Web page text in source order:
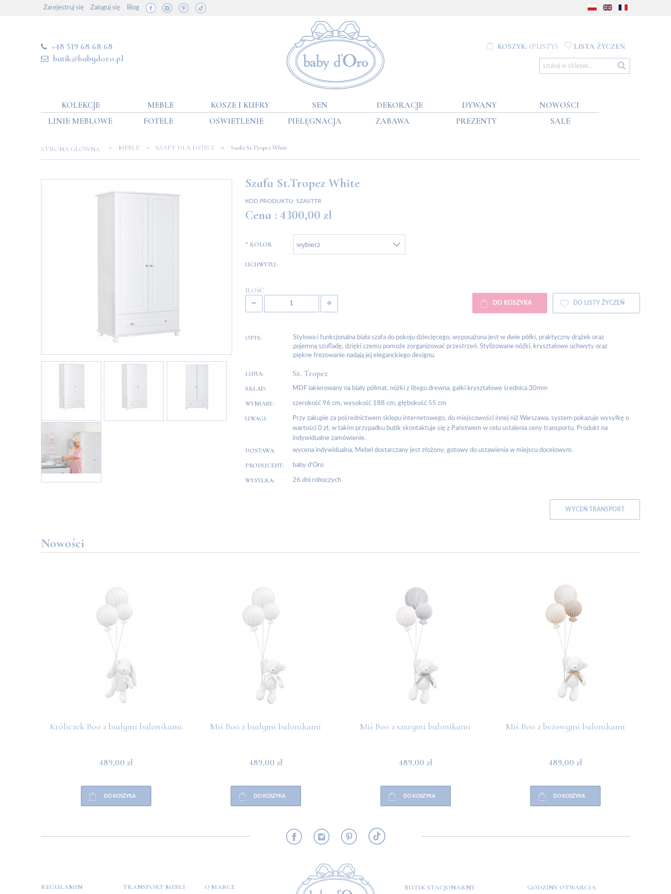
Zarejestruj się Zaloguj się Blog
+48 519 68 68 68
butik@babydoro.pl
KOSZYK: (PUSTY) LISTA ŻYCZEŃ
KOLEKCJE MEBLE KOSZE I KUFRY SEN DEKORACJE DYWANY
NOWOŚCI
LINIE MEBLOWE
FOTELE OŚWIETLENIE PIELĘGNACJA ZABAWA PREZENTY SALE
STRONA GŁÓWNA » MEBLE » SZAFY DLA DZIECI » Szafa St.Tropez White
Szafa St.Tropez White
KOD PRODUKTU: SZASTTR
Cena : 4300,00 zł
* KOLOR
UCHWYTU:
ILOŚĆ
DO KOSZYKA DO LISTY ŻYCZEŃ
OPIS:
Stylowa i funkcjonalna biała szafa do pokoju dziecięcego, wyposażona jest w dwie półki, praktyczny drążek oraz
pojemną szufladę, dzięki czemu pomoże zorganizować przestrzeń. Stylizowane nóżki, kryształowe uchwyty oraz
piękne frezowanie nadają jej eleganckiego designu.
LINIA: St. Tropez
SKŁAD: MDF lakierowany na biały półmat, nóżki z litego drewna, gałki kryształowe średnica 30mm
WYMIARY: szerokość 96 cm, wysokość 188 cm, głębokość 55 cm
UWAGI:
Przy zakupie za pośrednictwem sklepu internetowego, do miejscowości innej niż Warszawa, system pokazuje wysyłkę o
wartości 0 zł, w takim przypadku butik skontaktuje się z Państwem w celu ustalenia ceny transportu. Produkt na
indywidualne zamówienie.
DOSTAWA: wycena indywidualna. Mebel dostarczany jest złożony, gotowy do ustawienia w miejscu docelowym.
PRODUCENT: baby d’Oro
WYSYŁKA: 26 dni roboczych
WYCEŃ TRANSPORT
Nowości
Króliczek Boo z białymi balonikami
489,00 zł
DO KOSZYKA
Miś Boo z białymi balonikami
489,00 zł
DO KOSZYKA
Miś Boo z szarymi balonikami
489,00 zł
DO KOSZYKA
Miś Boo z beżowymi balonikami
489,00 zł
DO KOSZYKA
REGULAMIN TRANSPORT MEBLI O MARCE BUTIK STACJONARNY GODZINY OTWARCIA